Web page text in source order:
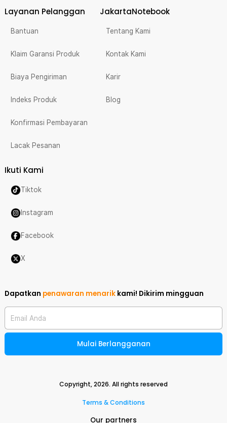
Layanan Pelanggan
Bantuan
Klaim Garansi Produk
Biaya Pengiriman
Indeks Produk
Konfirmasi Pembayaran
Lacak Pesanan
JakartaNotebook
Tentang Kami
Kontak Kami
Karir
Blog
Ikuti Kami
Tiktok
Instagram
Facebook
X
Dapatkan penawaran menarik kami! Dikirim mingguan
Email Anda
Mulai Berlangganan
Copyright,2026. All rights reserved
Terms & Conditions
Our partners